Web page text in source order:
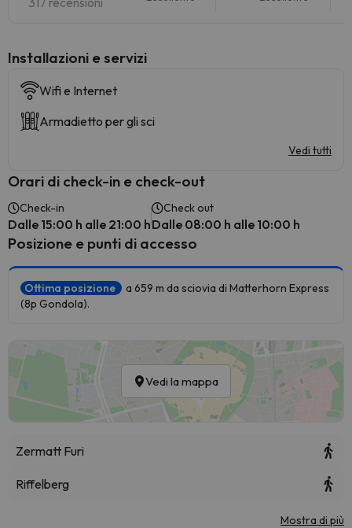
Installazioni e servizi
Wifi e Internet
Armadietto per gli sci
Vedi tutti
Orari di check-in e check-out
Check-in
Dalle 15:00 h alle 21:00 h
Check out
Dalle 08:00 h alle 10:00 h
Posizione e punti di accesso
Ottima posizione
a 659 m da sciovia di Matterhorn Express
(8p Gondola).
Vedi la mappa
Zermatt Furi
Riffelberg
Mostra di più